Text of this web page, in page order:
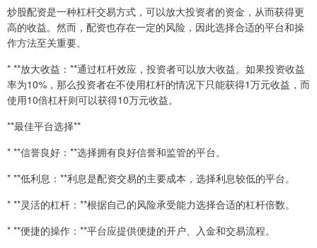
炒股配资是一种杠杆交易方式，可以放大投资者的资金，从而获得更
高的收益。然而，配资也存在一定的风险，因此选择合适的平台和操
作方法至关重要。
* **放大收益：**通过杠杆效应，投资者可以放大收益。如果投资收益
率为10%，那么投资者在不使用杠杆的情况下只能获得1万元收益，而
使用10倍杠杆则可以获得10万元收益。
**最佳平台选择**
* **信誉良好：**选择拥有良好信誉和监管的平台。
* **低利息：**利息是配资交易的主要成本，选择利息较低的平台。
* **灵活的杠杆：**根据自己的风险承受能力选择合适的杠杆倍数。
* **便捷的操作：**平台应提供便捷的开户、入金和交易流程。